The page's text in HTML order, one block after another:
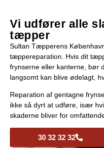
Vi udfører alle
tæpper
Sultan Tæpperens
tæppereparation. Hvis dit
frynserne eller kanterne, bør
langsomt kan blive ødelagt,
Reparation af gentagne
ikke så dyrt at udføre, især
skaderne bliver for
30 32 32 32